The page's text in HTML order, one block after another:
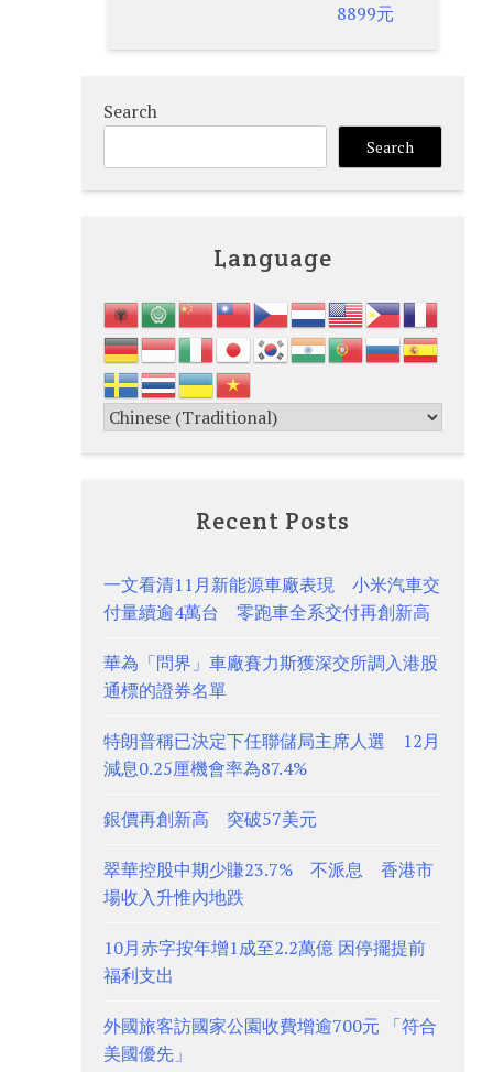
8899元
Search
Search
Language
Recent Posts
一文看清11月新能源車廠表現 小米汽車交
付量續逾4萬台 零跑車全系交付再創新高
華為「問界」車廠賽力斯獲深交所調入港股
通標的證券名單
特朗普稱已決定下任聯儲局主席人選 12月
減息0.25厘機會率為87.4%
銀價再創新高 突破57美元
翠華控股中期少賺23.7% 不派息 香港市
場收入升惟內地跌
10月赤字按年增1成至2.2萬億 因停擺提前
福利支出
外國旅客訪國家公園收費增逾700元 「符合
美國優先」